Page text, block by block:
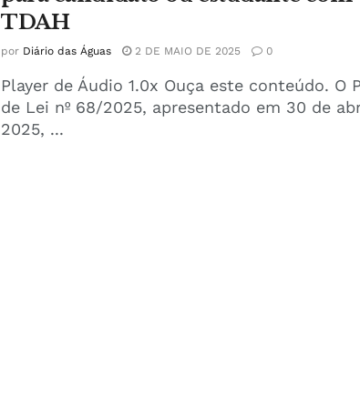
TDAH
por Diário das Águas 2 DE MAIO DE 2025 0
Player de Áudio 1.0x Ouça este conteúdo. O
de Lei nº 68/2025, apresentado em 30 de
2025, ...